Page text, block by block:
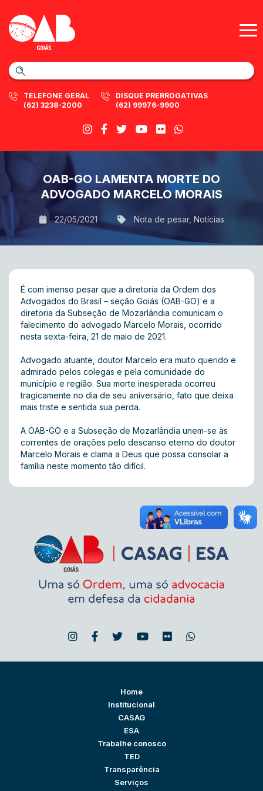
TELEFONE GERAL
(62) 3238-2000
DISQUE PRERROGATIVAS
(62) 99976-9900
OAB-GO LAMENTA MORTE DO
ADVOGADO MARCELO MORAIS
22/05/2021 Nota de pesar, Notícias
É com imenso pesar que a diretoria da Ordem dos
Advogados do Brasil – seção Goiás (OAB-GO) e a
diretoria da Subseção de Mozarlândia comunicam o
falecimento do advogado Marcelo Morais, ocorrido
nesta sexta-feira, 21 de maio de 2021.
Advogado atuante, doutor Marcelo era muito querido e
admirado pelos colegas e pela comunidade do
município e região. Sua morte inesperada ocorreu
tragicamente no dia de seu aniversário, fato que deixa
mais triste e sentida sua perda.
A OAB-GO e a Subseção de Mozarlândia unem-se às
correntes de orações pelo descanso eterno do doutor
Marcelo Morais e clama a Deus que possa consolar a
família neste momento tão difícil.
Home
Institucional
CASAG
ESA
Trabalhe conosco
TED
Transparência
Serviços